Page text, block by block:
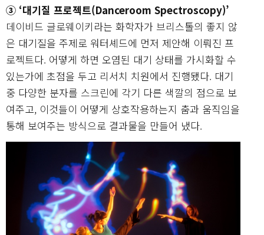
③ ‘대기질 프로젝트(Danceroom Spectroscopy)’
데이비드 글로웨이키라는 화학자가 브리스톨의 좋지 않
은 대기질을 주제로 워터셰드에 먼저 제안해 이뤄진 프
로젝트다. 어떻게 하면 오염된 대기 상태를 가시화할 수
있는가에 초점을 두고 리서치 치원에서 진행됐다. 대기
중 다양한 분자를 스크린에 각기 다른 색깔의 점으로 보
여주고, 이것들이 어떻게 상호작용하는지 춤과 움직임을
통해 보여주는 방식으로 결과물을 만들어 냈다.